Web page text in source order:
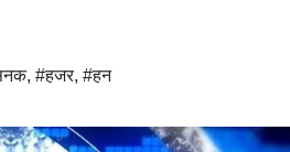
, #हजर, #हन